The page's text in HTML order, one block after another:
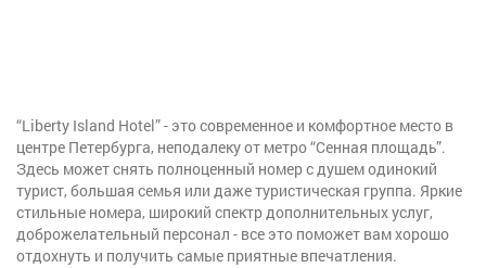
“Liberty Island Hotel” - это современное и комфортное место в
центре Петербурга, неподалеку от метро “Сенная площадь”.
Здесь может снять полноценный номер с душем одинокий
турист, большая семья или даже туристическая группа. Яркие
стильные номера, широкий спектр дополнительных услуг,
доброжелательный персонал - все это поможет вам хорошо
отдохнуть и получить самые приятные впечатления.